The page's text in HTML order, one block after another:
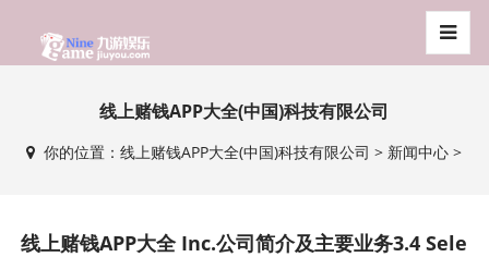
线上赌钱APP大全(中国)科技有限公司
你的位置：线上赌钱APP大全(中国)科技有限公司 > 新闻中心 >
线上赌钱APP大全 Inc.公司简介及主要业务3.4 Sele